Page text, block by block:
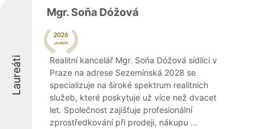
Laureáti
Mgr. Soňa Dóžová
Realitní kancelář Mgr. Soňa Dóžová sídlící v
Praze na adrese Sezemínská 2028 se
specializuje na široké spektrum realitních
služeb, které poskytuje už více než dvacet
let. Společnost zajišťuje profesionální
zprostředkování při prodeji, nákupu ...